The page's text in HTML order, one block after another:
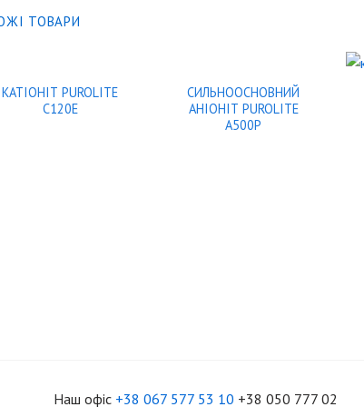
ТОВАРИ
КАТІОНІТ PUROLITE
C120E
СИЛЬНООСНОВНИЙ
АНІОНІТ PUROLITE
A500P
Наш офіс +38 067 577 53 10 +38 050 777 02